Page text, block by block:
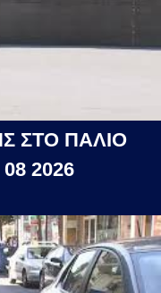
ΣΤΟ ΠΑΛΙΟ
2026